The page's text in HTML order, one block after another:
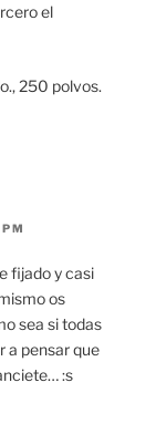
el
250 polvos.
fijado y casi
os
sea si todas
a pensar que
:s